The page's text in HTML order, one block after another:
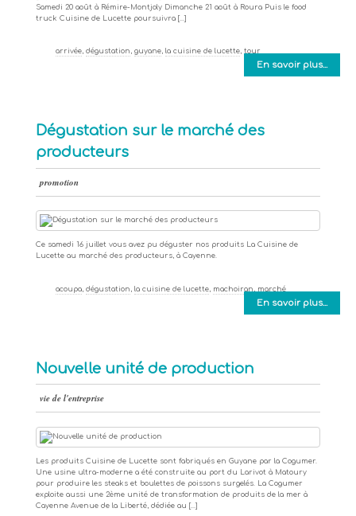
Samedi 20 août à Rémire-Montjoly Dimanche 21 août à Roura Puis le food
truck Cuisine de Lucette poursuivra […]
En savoir plus...
arrivée, dégustation , guyane, la cuisine de lucette, tour
Dégustation sur le marché des
producteurs
promotion
Ce samedi 16 juillet vous avez pu déguster nos produits La Cuisine de
Lucette au marché des producteurs, à Cayenne.
En savoir plus...
acoupa dégustation la cuisine de lucette machoiran marché
Nouvelle unité de production
vie de l'entreprise
Les produits Cuisine de Lucette sont fabriqués en Guyane par la Cogumer.
Une usine ultra-moderne a été construite au port du Larivot à Matoury
pour produire les steaks et boulettes de poissons surgelés. La Cogumer
exploite aussi une 2ème unité de transformation de produits de la mer à
Cayenne Avenue de la Liberté, dédiée au […]